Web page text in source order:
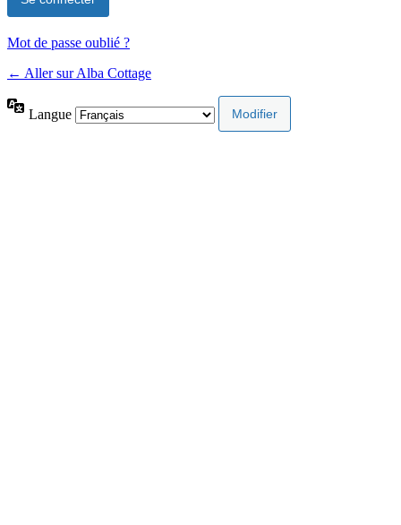
Mot de passe oublié ?
← Aller sur Alba Cottage
Langue